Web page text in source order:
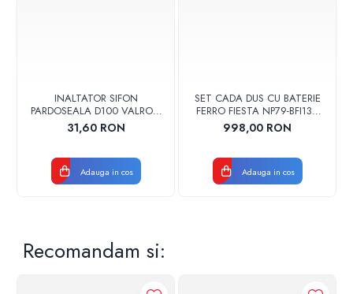
INALTATOR SIFON
PARDOSEALA D100 VALROM
17001900004
31,60 RON
Adauga in cos
SET CADA DUS CU BATERIE
FERRO FIESTA NP79-BFI13U
CROM
998,00 RON
Adauga in cos
Recomandam si: